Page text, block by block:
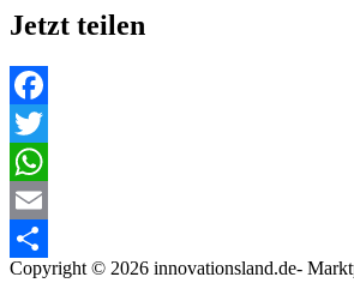
Jetzt teilen
Facebook
Twitter
WhatsApp
Email
Teilen
Copyright © 2026 innovationsland.de-